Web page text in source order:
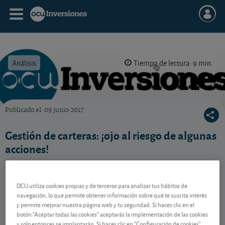
Análisis Tiempo de lectura: 9 min.
Publicado el 09 junio 2017
Gestión de carteras: ¡ojo al riesgo de algunas
acciones!
Contenido reservado a SOCIOS
OCU utiliza cookies propias y de terceros para analizar tus hábitos de
navegación, lo que permite obtener información sobre qué te suscita interés
y permite mejorar nuestra página web y tu seguridad. Si haces clic en el
botón "Aceptar todas las cookies" aceptarás la implementación de las cookies